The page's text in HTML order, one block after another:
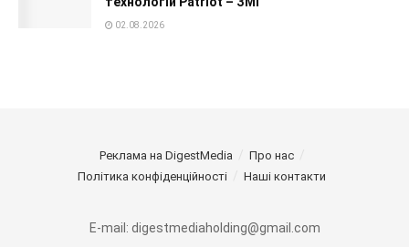
02.08.2026
Реклама на DigestMedia
Про нас
Політика конфіденційності
Наші контакти
E-mail: digestmediaholding@gmail.com